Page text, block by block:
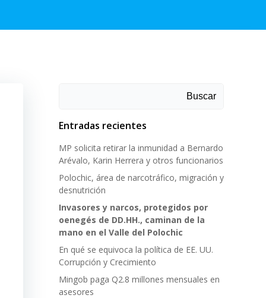
Buscar
Entradas recientes
MP solicita retirar la inmunidad a Bernardo
Arévalo, Karin Herrera y otros funcionarios
Polochic, área de narcotráfico, migración y
desnutrición
Invasores y narcos, protegidos por
oenegés de DD.HH., caminan de la
mano en el Valle del Polochic
En qué se equivoca la política de EE. UU.
Corrupción y Crecimiento
Mingob paga Q2.8 millones mensuales en
asesores